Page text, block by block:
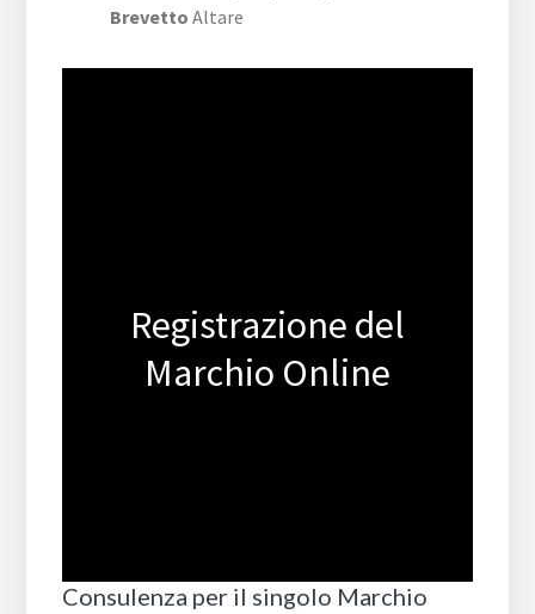
Brevetto Altare
Registrazione del
Marchio Online
Consulenza per il singolo Marchio